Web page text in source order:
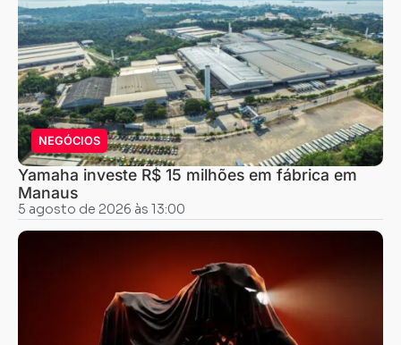
NEGÓCIOS
Yamaha investe R$ 15 milhões em fábrica em
Manaus
5 agosto de 2026 às 13:00